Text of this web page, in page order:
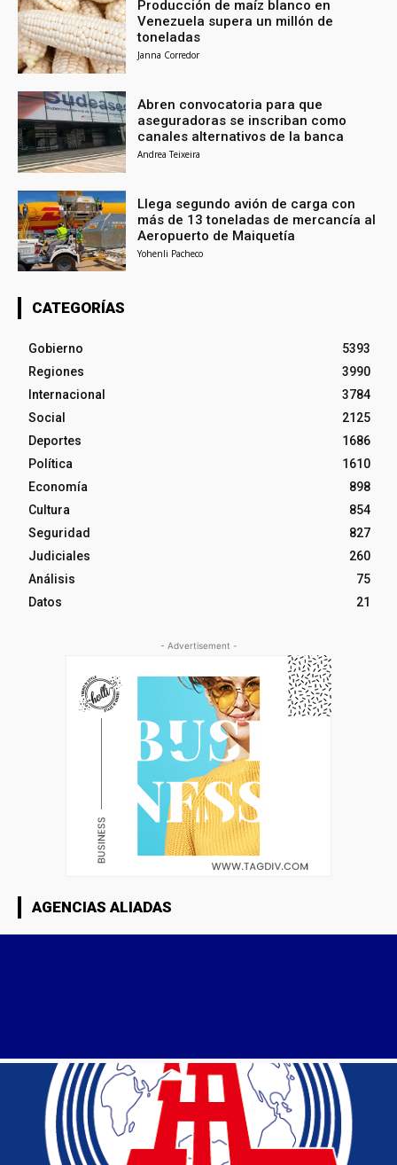
Producción de maíz blanco en
Venezuela supera un millón de
toneladas
Janna Corredor
Abren convocatoria para que
aseguradoras se inscriban como
canales alternativos de la banca
Andrea Teixeira
Llega segundo avión de carga con
más de 13 toneladas de mercancía al
Aeropuerto de Maiquetía
Yohenli Pacheco
CATEGORÍAS
Gobierno
5393
Regiones
3990
Internacional
3784
Social
2125
Deportes
1686
Política
1610
Economía
898
Cultura
854
Seguridad
827
Judiciales
260
Análisis
75
Datos
21
- Advertisement -
AGENCIAS ALIADAS